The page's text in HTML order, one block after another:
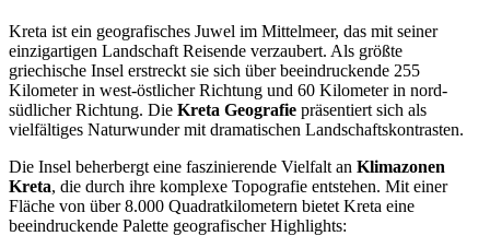
Kreta ist ein geografisches Juwel im Mittelmeer, das mit seiner
einzigartigen Landschaft Reisende verzaubert. Als größte
griechische Insel erstreckt sie sich über beeindruckende 255
Kilometer in west-östlicher Richtung und 60 Kilometer in nord-
südlicher Richtung. Die Kreta Geografie präsentiert sich als
vielfältiges Naturwunder mit dramatischen Landschaftskontrasten.
Die Insel beherbergt eine faszinierende Vielfalt an Klimazonen
Kreta, die durch ihre komplexe Topografie entstehen. Mit einer
Fläche von über 8.000 Quadratkilometern bietet Kreta eine
beeindruckende Palette geografischer Highlights: